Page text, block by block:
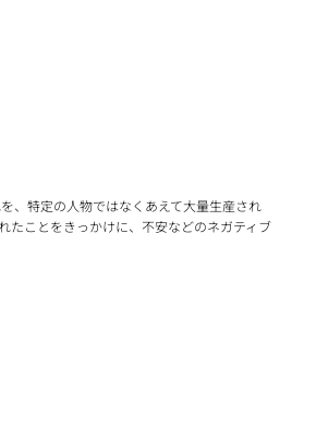
、特定の人物ではなくあえて大量生産され
たことをきっかけに、不安などのネガティブ